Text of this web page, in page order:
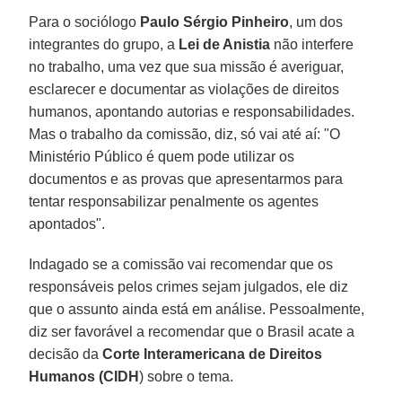
Para o sociólogo Paulo Sérgio Pinheiro, um dos
integrantes do grupo, a Lei de Anistia não interfere
no trabalho, uma vez que sua missão é averiguar,
esclarecer e documentar as violações de direitos
humanos, apontando autorias e responsabilidades.
Mas o trabalho da comissão, diz, só vai até aí: "O
Ministério Público é quem pode utilizar os
documentos e as provas que apresentarmos para
tentar responsabilizar penalmente os agentes
apontados".
Indagado se a comissão vai recomendar que os
responsáveis pelos crimes sejam julgados, ele diz
que o assunto ainda está em análise. Pessoalmente,
diz ser favorável a recomendar que o Brasil acate a
decisão daCorte Interamericana de Direitos
Humanos (CIDH) sobre o tema.